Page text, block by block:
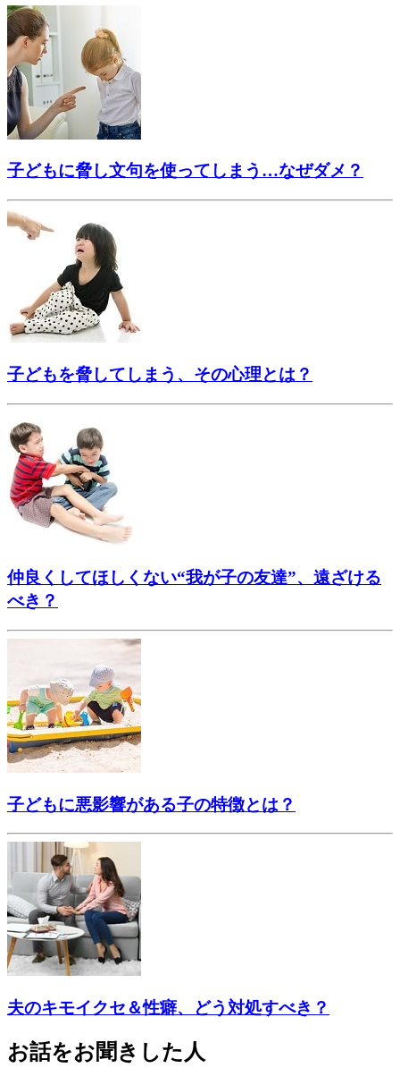
子どもに脅し文句を使ってしまう…なぜダメ？
子どもを脅してしまう、その心理とは？
仲良くしてほしくない“我が子の友達”、遠ざける
べき？
子どもに悪影響がある子の特徴とは？
夫のキモイクセ＆性癖、どう対処すべき？
お話をお聞きした人